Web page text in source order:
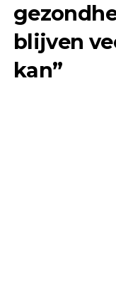
blijven
kan”